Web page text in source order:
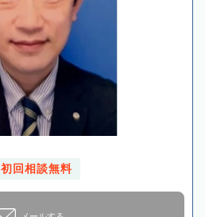
初回相談無料